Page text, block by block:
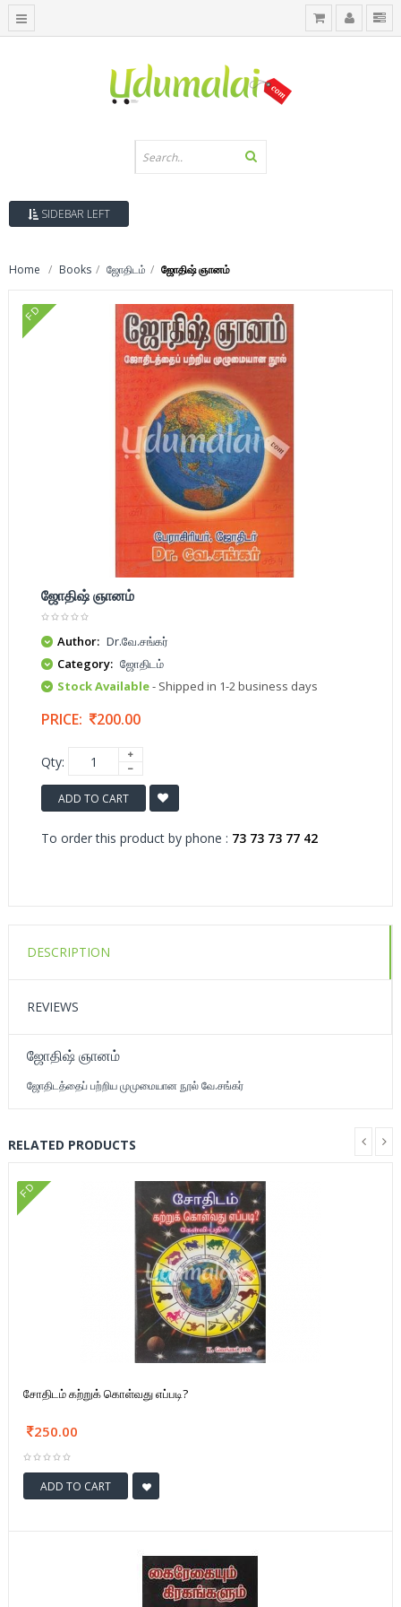
SIDEBAR LEFT
Home Books ஜோதிடம் ஜோதிஷ் ஞானம்
FD
ஜோதிஷ் ஞானம்
Author: Dr.வே.சங்கர்
Category: ஜோதிடம்
Stock Available- Shipped in 1-2 business days
PRICE: 200.00
Qty:
ADD TO CART
To order this product by phone : 73 73 73 77 42
DESCRIPTION
REVIEWS
ஜோதிஷ் ஞானம்
ஜோதிடத்தைப் பற்றிய முமுமையான நூல் வே.சங்கர்
RELATED PRODUCTS
FD
சோதிடம் கற்றுக் கொள்வது எப்படி?
250.00
ADD TO CART